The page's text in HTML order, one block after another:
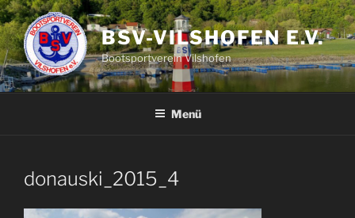
Zum
Inhalt
springen
BSV-VILSHOFEN E.V.
Bootsportverein Vilshofen
Menü
donauski_2015_4